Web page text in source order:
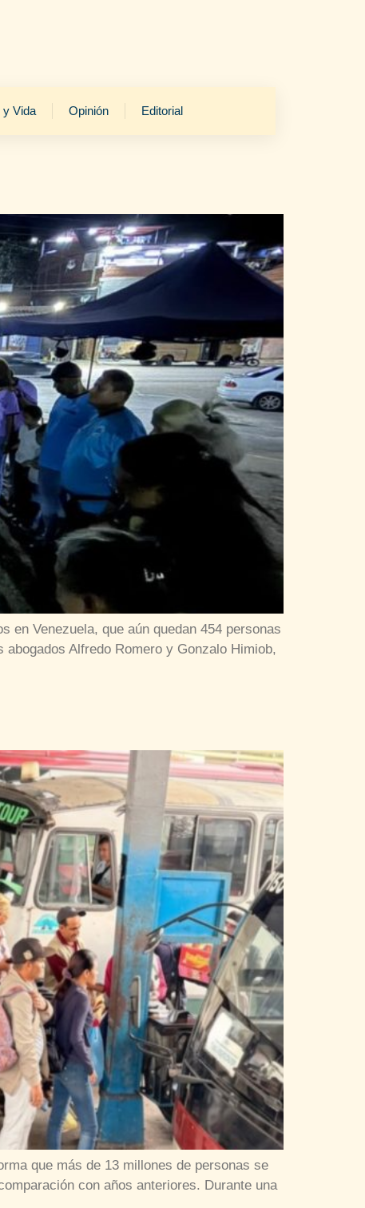
y Vida Opinión Editorial
en Venezuela, que aún quedan 454 personas
Alfredo Romero y Gonzalo Himiob,
que más de 13 millones de personas se
con años anteriores. Durante una